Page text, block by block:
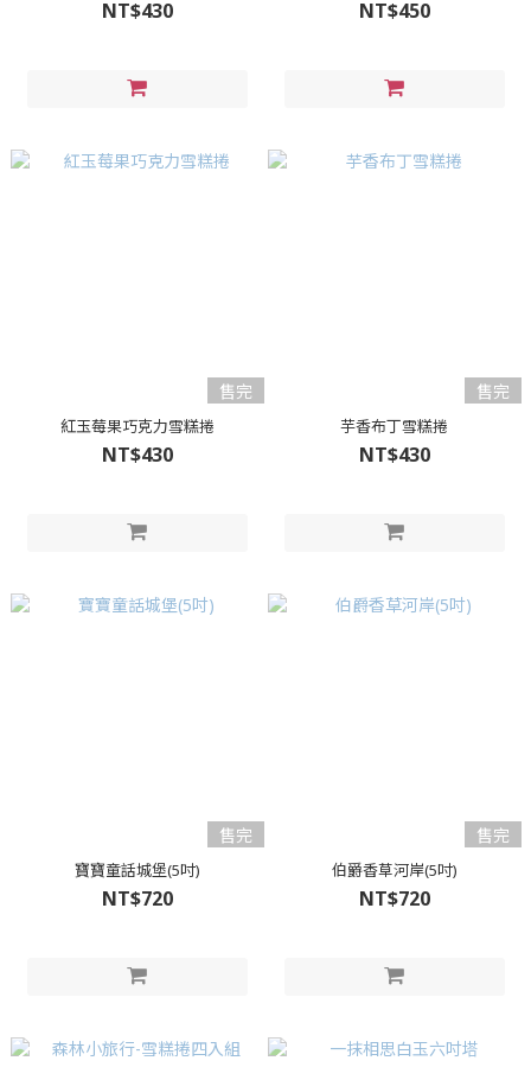
NT$430 NT$450
售完
紅玉莓果巧克力雪糕捲
NT$430
售完
芋香布丁雪糕捲
NT$430
售完
寶寶童話城堡(5吋)
NT$720
售完
伯爵香草河岸(5吋)
NT$720